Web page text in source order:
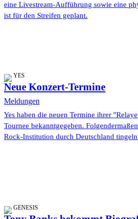
eine Livestream-Aufführung sowie eine
ist für den Streifen geplant.
YES
Neue Konzert-Termine
Meldungen
Yes haben die neuen Termine ihrer
Tournee bekanntgegeben.
Rock-Institution durch Deutschland
GENESIS